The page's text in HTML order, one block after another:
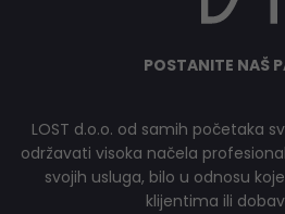
POSTANITE NAŠ
LOST d.o.o. od samih početaka
održavati visoka načela
svojih usluga, bilo u odnosu
klijentima ili